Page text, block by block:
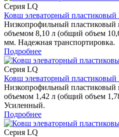
Серия LQ
Ковш элеваторный пластиковый
Низкопрофильный
объемом 8,10 л (общий объем
мм. Надежная транспортировка.
Подробнее
Серия LQ
Ковш элеваторный пластиковый
Низкопрофильный
объемом 1,42 л (общий объем
Усиленный.
Подробнее
Серия LQ